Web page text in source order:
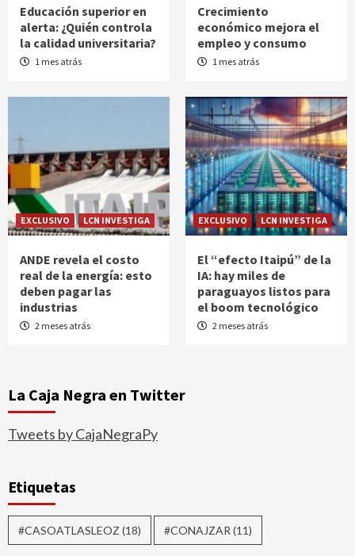
Educación superior en
alerta: ¿Quién controla
la calidad universitaria?
1 mes atrás
Crecimiento
económico mejora el
empleo y consumo
1 mes atrás
EXCLUSIVO LCN INVESTIGA
ANDE revela el costo
real de la energía: esto
deben pagar las
industrias
2 meses atrás
EXCLUSIVO LCN INVESTIGA
El “efecto Itaipú” de la
IA: hay miles de
paraguayos listos para
el boom tecnológico
2 meses atrás
La Caja Negra en Twitter
Tweets by CajaNegraPy
Etiquetas
#CASOATLASLEOZ (18) #CONAJZAR (11)